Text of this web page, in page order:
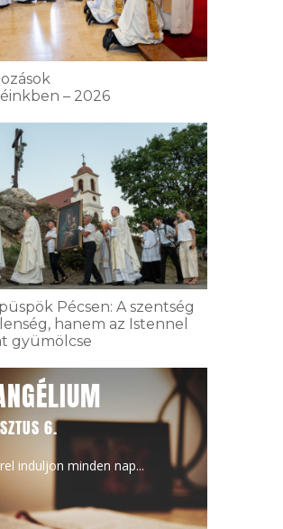
– 2026
Pécsen: A szentség
hanem az Istennel
gyümölcse
6.
induljon minden nap...